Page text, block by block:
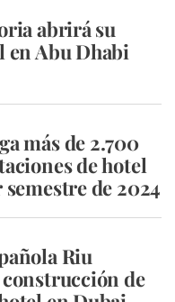
abrirá su
Abu Dhabi
más de 2.700
de hotel
de 2024
Riu
de